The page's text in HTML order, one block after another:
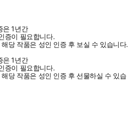
은 1년간
증이 필요합니다.
해당 작품은 성인 인증 후 보실 수 있습니다.
은 1년간
증이 필요합니다.
해당 작품은 성인 인증 후 선물하실 수 있습